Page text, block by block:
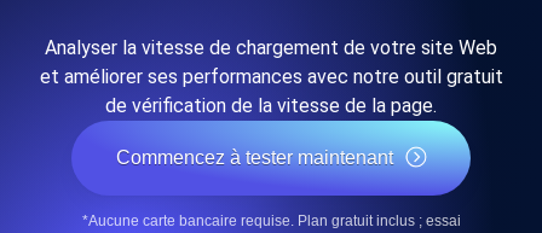
Analyser la vitesse de chargement de votre site Web
et améliorer ses performances avec notre outil gratuit
de vérification de la vitesse de la page.
Commencez à tester maintenant
*Aucune carte bancaire requise. Plan gratuit inclus ; essai